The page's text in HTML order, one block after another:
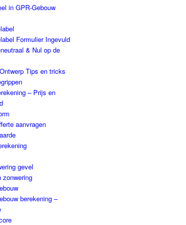
in GPR-Gebouw
Formulier Ingevuld
& Nul op de
Tips en tricks
– Prijs en
aanvragen
gevel
zonwering
berekening –